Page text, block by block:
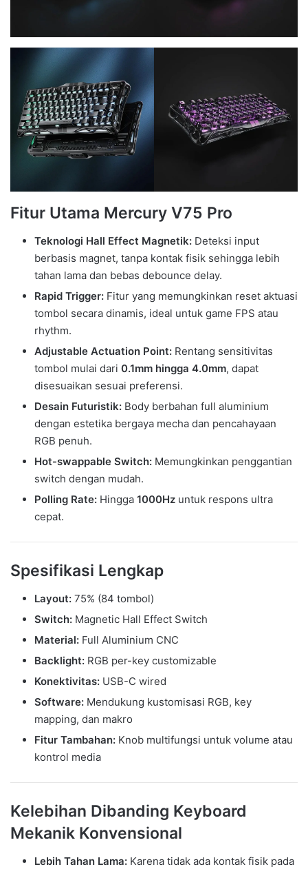
Fitur Utama Mercury V75 Pro
Teknologi Hall Effect Magnetik: Deteksi input
berbasis magnet, tanpa kontak fisik sehingga lebih
tahan lama dan bebas debounce delay.
Rapid Trigger: Fitur yang memungkinkan reset aktuasi
tombol secara dinamis, ideal untuk game FPS atau
rhythm.
Adjustable Actuation Point: Rentang sensitivitas
tombol mulai dari 0.1mm hingga 4.0mm, dapat
disesuaikan sesuai preferensi.
Desain Futuristik: Body berbahan full aluminium
dengan estetika bergaya mecha dan pencahayaan
RGB penuh.
Hot-swappable Switch: Memungkinkan penggantian
switch dengan mudah.
Polling Rate: Hingga 1000Hz untuk respons ultra
cepat.
Spesifikasi Lengkap
Layout: 75% (84 tombol)
Switch: Magnetic Hall Effect Switch
Material: Full Aluminium CNC
Backlight: RGB per-key customizable
Konektivitas: USB-C wired
Software: Mendukung kustomisasi RGB, key
mapping, dan makro
Fitur Tambahan: Knob multifungsi untuk volume atau
kontrol media
Kelebihan Dibanding Keyboard
Mekanik Konvensional
Lebih Tahan Lama: Karena tidak ada kontak fisik pada